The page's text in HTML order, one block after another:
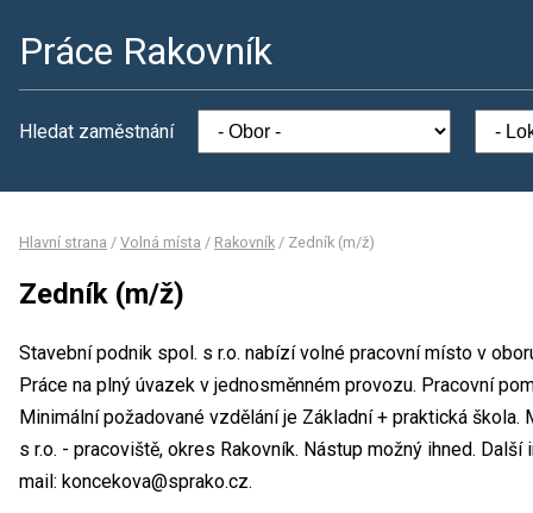
Práce Rakovník
Hledat zaměstnání
Hlavní strana / Volná místa / Rakovník / Zedník (m/ž)
Zedník (m/ž)
Stavební podnik spol. s r.o. nabízí volné pracovní místo v
Práce na plný úvazek v jednosměnném provozu. Pracovní
Minimální požadované vzdělání je Základní + praktická
s r.o. - pracoviště, okres Rakovník. Nástup možný ihned.
mail: koncekova@sprako.cz.